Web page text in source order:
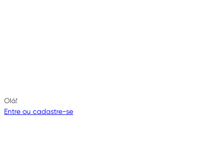
Olá!
Entre ou cadastre-se